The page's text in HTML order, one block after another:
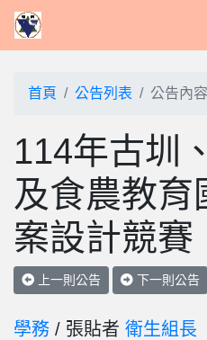
首頁 公告列表 公告內容
114年古圳
及食農教育
案設計競賽
上一則公告 下一則公告
學務 / 張貼者 衛生組長